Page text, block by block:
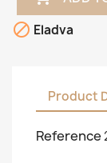
 Eladva
Product
Reference